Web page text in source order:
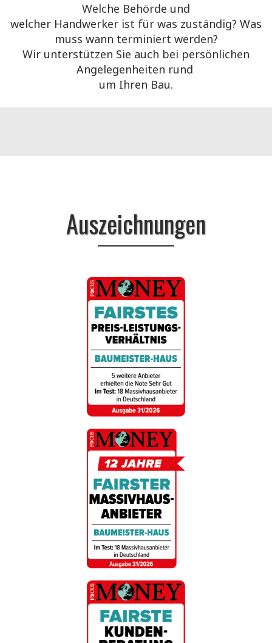
Welche Behörde und
welcher Handwerker ist für was zuständig? Was
muss wann terminiert werden?
Wir unterstützen Sie auch bei persönlichen
Angelegenheiten rund
um Ihren Bau.
Auszeichnungen